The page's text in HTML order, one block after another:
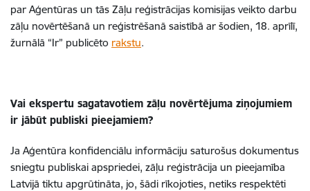
par Aģentūras un tās Zāļu reģistrācijas komisijas veikto darbu
zāļu novērtēšanā un reģistrēšanā saistībā ar šodien, 18. aprīlī,
žurnālā “Ir” publicēto rakstu.
Vai ekspertu sagatavotiem zāļu novērtējuma ziņojumiem
ir jābūt publiski pieejamiem?
Ja Aģentūra konfidenciālu informāciju saturošus dokumentus
sniegtu publiskai apspriedei, zāļu reģistrācija un pieejamība
Latvijā tiktu apgrūtināta, jo, šādi rīkojoties, netiks respektēti